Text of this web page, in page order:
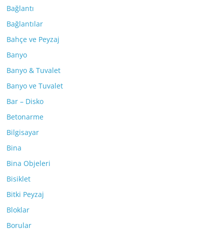
Bağlantı
Bağlantılar
Bahçe ve Peyzaj
Banyo
Banyo & Tuvalet
Banyo ve Tuvalet
Bar – Disko
Betonarme
Bilgisayar
Bina
Bina Objeleri
Bisiklet
Bitki Peyzaj
Bloklar
Borular